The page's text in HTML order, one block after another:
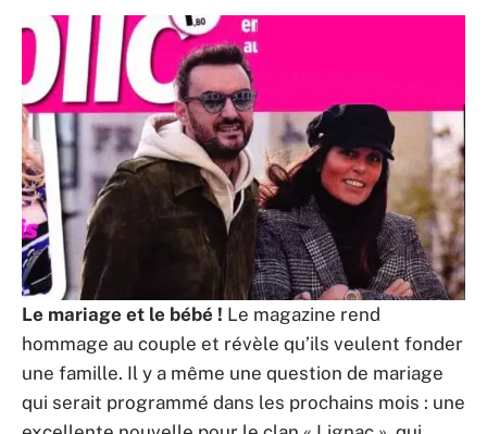
Le mariage et le bébé ! Le magazine rend
hommage au couple et révèle qu’ils veulent fonder
une famille. Il y a même une question de mariage
qui serait programmé dans les prochains mois : une